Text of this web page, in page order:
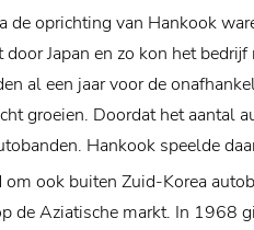
de oprichting van Hankook
door Japan en zo kon het
al een jaar voor de
groeien. Doordat het aantal
Hankook speelde
ook buiten Zuid-Korea
de Aziatische markt. In 1968